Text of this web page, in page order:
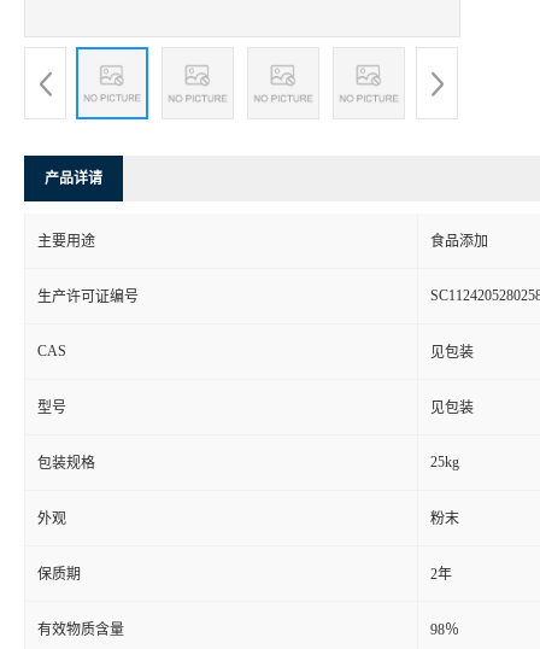
产品详请
主要用途 食品添加
生产许可证编号
CAS 见包装
型号 见包装
包装规格 25kg
外观 粉末
保质期 2年
有效物质含量 98％